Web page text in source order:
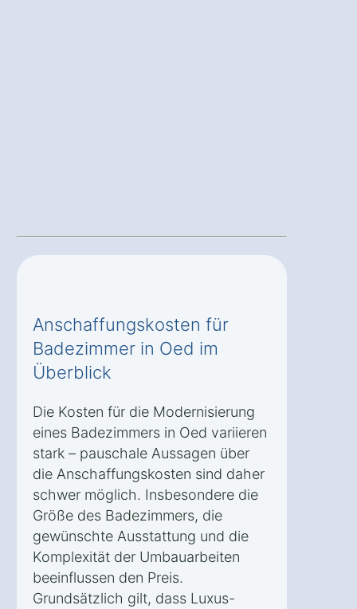
Anschaffungskosten für
Badezimmer in Oed im
Überblick
Die Kosten für die Modernisierung
eines Badezimmers in Oed variieren
stark – pauschale Aussagen über
die Anschaffungskosten sind daher
schwer möglich. Insbesondere die
Größe des Badezimmers, die
gewünschte Ausstattung und die
Komplexität der Umbauarbeiten
beeinflussen den Preis.
Grundsätzlich gilt, dass Luxus-